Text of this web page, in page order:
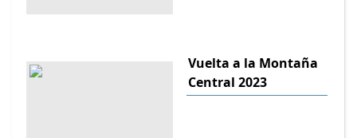
Vuelta a la Montaña
Central 2023